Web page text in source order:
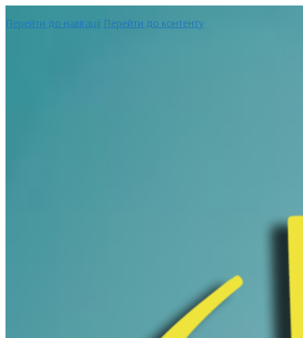
Перейти до навігації Перейти до контенту